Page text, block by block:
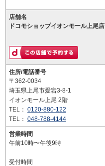
店舗名
ドコモショップイオンモール上尾店
住所/電話番号
〒362-0034
埼玉県上尾市愛宕3-8-1
イオンモール上尾 2階
TEL： 0120-880-122
TEL： 048-788-4144
営業時間
午前10時〜午後9時
受付時間